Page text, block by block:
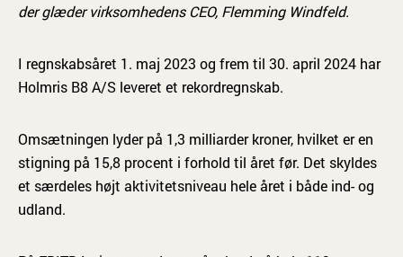
der glæder virksomhedens CEO, Flemming Windfeld.
I regnskabsåret 1. maj 2023 og frem til 30. april 2024 har
Holmris B8 A/S leveret et rekordregnskab.
Omsætningen lyder på 1,3 milliarder kroner, hvilket er en
stigning på 15,8 procent i forhold til året før. Det skyldes
et særdeles højt aktivitetsniveau hele året i både ind- og
udland.